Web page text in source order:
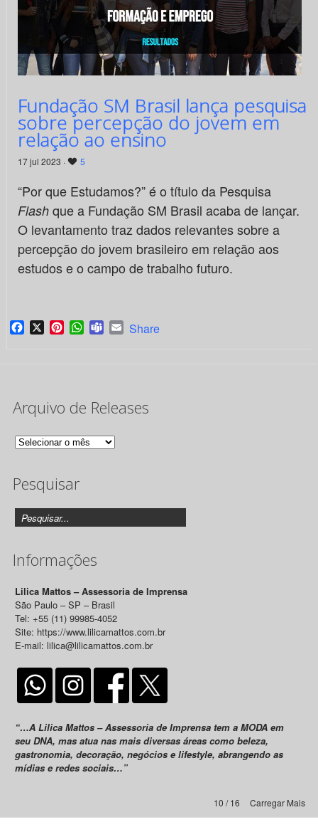
Fundação SM Brasil lança pesquisa
sobre percepção do jovem em
relação ao ensino
17 jul 2023 · 5
“Por que Estudamos?” é o título da Pesquisa
Flashque a Fundação SM Brasil acaba de lançar.
O levantamento traz dados relevantes sobre a
percepção do jovem brasileiro em relação aos
estudos e o campo de trabalho futuro.
Facebook
X PinterestWhatsApp
TeamsEmail
Share
Arquivo de Releases
Arquivo
Releases
Pesquisar
Informações
Lilica Mattos – Assessoria de Imprensa
São Paulo – SP – Brasil
Tel: +55 (11) 99985-4052
Site: https://www.lilicamattos.com.br
E-mail: lilica@lilicamattos.com.br
“…A Lilica Mattos – Assessoria de Imprensa tem a MODA em
seu DNA, mas atua nas mais diversas áreas como beleza,
gastronomia, decoração, negócios e lifestyle, abrangendo as
mídias e redes sociais…”
Carregar Mais
10 / 16